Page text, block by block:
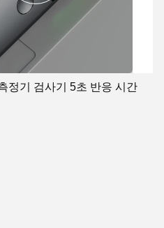
정기 검사기 5초 반응 시간